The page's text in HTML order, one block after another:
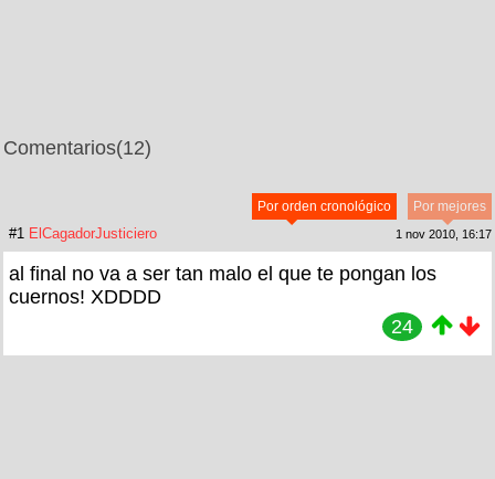
Comentarios(12)
Por mejores
Por orden cronológico
#1 ElCagadorJusticiero 1 nov 2010, 16:17
al final no va a ser tan malo el que te pongan los
cuernos! XDDDD
24